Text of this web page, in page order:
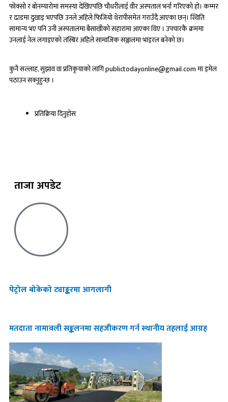
फोक्सो र बोनम्यारोमा समस्या देखिएपछि चौधरीलाई वीर अस्पताल भर्ना गरिएको हो। कम्मर
र ढाडमा दुखाइ भएपछि उनले अहिले फिजियो थेरापीसमेत गराउँदै आएका छन्। स्थिति
सामान्य भए पनि उनी अस्पतालमा बैसाखीकाे सहारामा आएका थिए । उपचारकै क्रममा
उनलाई नेल लगाइएको तस्बिर अहिले सामाजिक सञ्जालमा भाइरल बनेको छ।
कुनै सल्लाह, सुझाव वा प्रतिकृयाको लागि publictodayonline@gmail.com मा इमेल
पठाउन सक्नुहुन्छ ।
प्रतिक्रिया दिनुहोस​
ताजा अपडेट
पेट्रोल बोकेको ट्याङ्करमा आगलागी
मतदाता नामावली सङ्कलनमा सहजीकरण गर्न स्थानीय तहलाई आग्रह